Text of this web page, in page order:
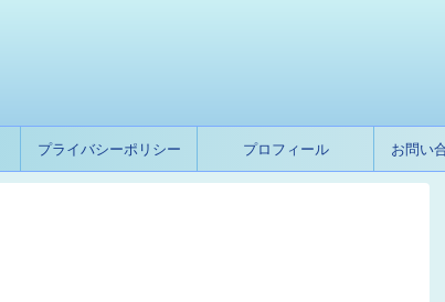
プライバシーポリシー プロフィール お問い